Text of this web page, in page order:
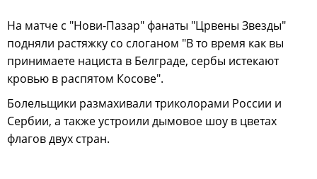
На матче с "Нови-Пазар" фанаты "Црвены Звезды"
подняли растяжку со слоганом "В то время как вы
принимаете нациста в Белграде, сербы истекают
кровью в распятом Косове".
Болельщики размахивали триколорами России и
Сербии, а также устроили дымовое шоу в цветах
флагов двух стран.